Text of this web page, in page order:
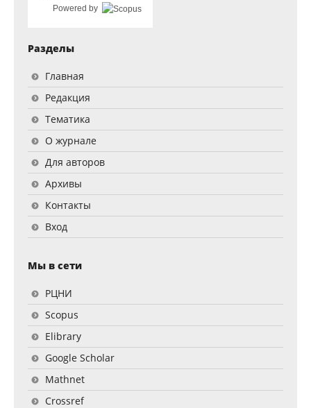
Powered by
Разделы
Главная
Редакция
Тематика
О журнале
Для авторов
Архивы
Контакты
Вход
Мы в сети
РЦНИ
Scopus
Elibrary
Google Scholar
Mathnet
Crossref